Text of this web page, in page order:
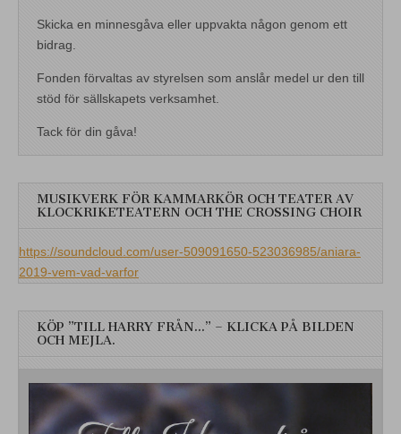
Skicka en minnesgåva eller uppvakta någon genom ett
bidrag.
Fonden förvaltas av styrelsen som anslår medel ur den till
stöd för sällskapets verksamhet.
Tack för din gåva!
MUSIKVERK FÖR KAMMARKÖR OCH TEATER AV
KLOCKRIKETEATERN OCH THE CROSSING CHOIR
https://soundcloud.com/user-509091650-523036985/aniara-
2019-vem-vad-varfor
KÖP ”TILL HARRY FRÅN…” – KLICKA PÅ BILDEN
OCH MEJLA.